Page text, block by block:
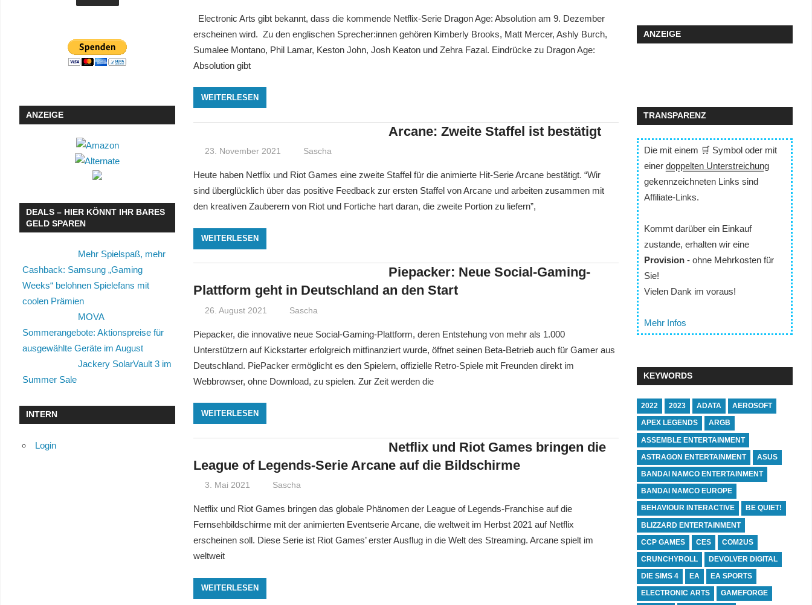
Electronic Arts gibt bekannt, dass die kommende Netflix-Serie Dragon Age: Absolution am 9. Dezember
erscheinen wird. Zu den englischen Sprecher:innen gehören Kimberly Brooks, Matt Mercer, Ashly Burch,
Sumalee Montano, Phil Lamar, Keston John, Josh Keaton und Zehra Fazal. Eindrücke zu Dragon Age:
Absolution gibt
WEITERLESEN
Arcane: Zweite Staffel ist bestätigt
23. November 2021 Sascha
Heute haben Netflix und Riot Games eine zweite Staffel für die animierte Hit-Serie Arcane bestätigt. “Wir
sind überglücklich über das positive Feedback zur ersten Staffel von Arcane und arbeiten zusammen mit
den kreativen Zauberern von Riot und Fortiche hart daran, die zweite Portion zu liefern”,
WEITERLESEN
Piepacker: Neue Social-Gaming-
Plattform geht in Deutschland an den Start
26. August 2021 Sascha
Piepacker, die innovative neue Social-Gaming-Plattform, deren Entstehung von mehr als 1.000
Unterstützern auf Kickstarter erfolgreich mitfinanziert wurde, öffnet seinen Beta-Betrieb auch für Gamer aus
Deutschland. PiePacker ermöglicht es den Spielern, offizielle Retro-Spiele mit Freunden direkt im
Webbrowser, ohne Download, zu spielen. Zur Zeit werden die
WEITERLESEN
Netflix und Riot Games bringen die
League of Legends-Serie Arcane auf die Bildschirme
3. Mai 2021 Sascha
Netflix und Riot Games bringen das globale Phänomen der League of Legends-Franchise auf die
Fernsehbildschirme mit der animierten Eventserie Arcane, die weltweit im Herbst 2021 auf Netflix
erscheinen soll. Diese Serie ist Riot Games’ erster Ausflug in die Welt des Streaming. Arcane spielt im
weltweit
WEITERLESEN
ANZEIGE
DEALS – HIER KÖNNT IHR BARES
GELD SPAREN
Mehr Spielspaß, mehr
Cashback: Samsung „Gaming
Weeks“ belohnen Spielefans mit
coolen Prämien
MOVA
Sommerangebote: Aktionspreise für
ausgewählte Geräte im August
Jackery SolarVault 3 im
Summer Sale
INTERN
Login
ANZEIGE
TRANSPARENZ
Die mit einem 🛒 Symbol oder mit
einer doppelten Unterstreichung
gekennzeichneten Links sind
Affiliate-Links.
Kommt darüber ein Einkauf
zustande, erhalten wir eine
Provision- ohne Mehrkosten für
Sie!
Vielen Dank im voraus!
Mehr Infos
KEYWORDS
2022 2023 ADATA AEROSOFT
APEX LEGENDS ARGB
ASSEMBLE ENTERTAINMENT
ASTRAGON ENTERTAINMENT ASUS
BANDAI NAMCO ENTERTAINMENT
BANDAI NAMCO EUROPE
BEHAVIOUR INTERACTIVE BE QUIET!
BLIZZARD ENTERTAINMENT
CCP GAMES CES COM2US
CRUNCHYROLL DEVOLVER DIGITAL
DIE SIMS 4 EA EA SPORTS
ELECTRONIC ARTS GAMEFORGE